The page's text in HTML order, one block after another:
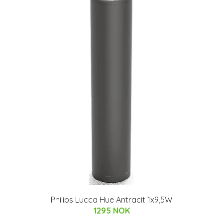
Philips Lucca Hue Antracit 1x9,5W
1295 NOK